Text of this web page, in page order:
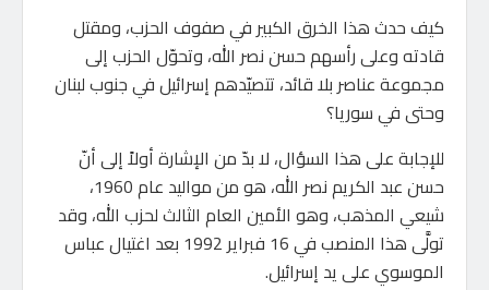
كيف حدث هذا الخرق الكبير في صفوف الحزب، ومقتل
قادته وعلى رأسهم حسن نصر الله، وتحوّل الحزب إلى
مجموعة عناصر بلا قائد، تتصيّدهم إسرائيل في جنوب لبنان
وحتى في سوريا؟
للإجابة على هذا السؤال، لا بدّ من الإشارة أولاً إلى أنّ
حسن عبد الكريم نصر الله، هو من مواليد عام 1960،
شيعي المذهب، وهو الأمين العام الثالث لحزب الله، وقد
تولَّى هذا المنصب في 16 فبراير 1992 بعد اغتيال عباس
الموسوي على يد إسرائيل.